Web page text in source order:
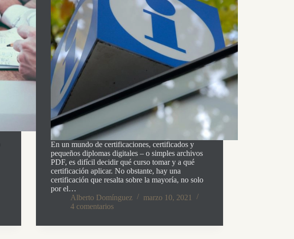
En un mundo de certificaciones, certificados y
pequeños diplomas digitales – o simples archivos
PDF, es difícil decidir qué curso tomar y a qué
certificación aplicar. No obstante, hay una
certificación que resalta sobre la mayoría, no solo
por el…
Alberto Domínguez
marzo 10, 2021
4 comentarios